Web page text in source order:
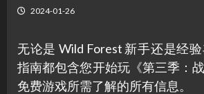
2024-01-26
无论是 Wild Forest 新手还是经
指南都包含您开始玩《第三季：
免费游戏所需了解的所有信息。